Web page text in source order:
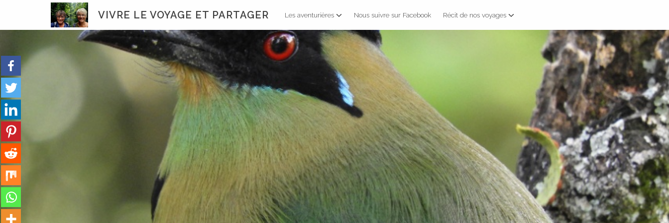
content
VIVRE LE VOYAGE ET PARTAGER Les aventurières Nous suivre sur Facebook Récit de nos voyages